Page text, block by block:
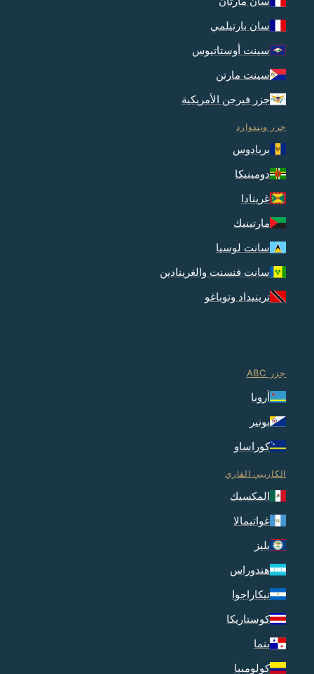
سان بارتيلمي
سينت أوستاتيوس
سينت مارتن
جزر فيرجن الأمريكية
جزر ويندوارد
بربادوس
دومينيكا
غرينادا
مارتينيك
سانت لوسيا
سانت فنسنت والغرينادين
ترينيداد وتوباغو
جزر ABC
أروبا
بونير
كوراساو
الكاريبي القاري
المكسيك
غواتيمالا
بليز
هندوراس
نيكاراجوا
كوستاريكا
بنما
كولومبيا